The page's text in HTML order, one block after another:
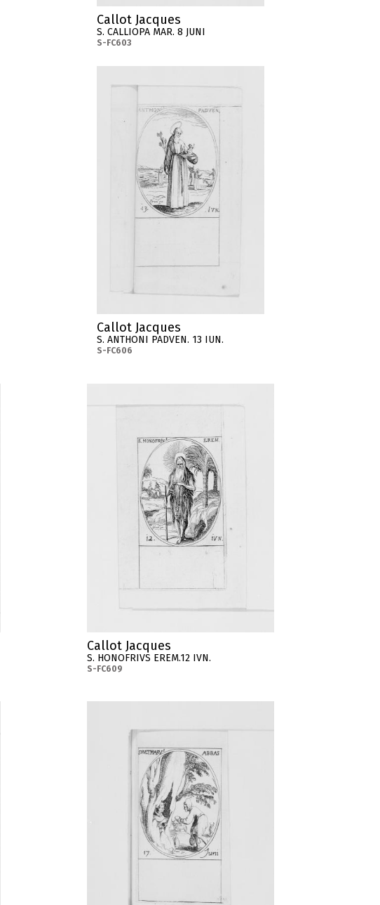
Callot Jacques
S. CALLIOPA MAR. 8 JUNI
S-FC603
Callot Jacques
S. ANTHONI PADVEN. 13 IUN.
S-FC606
Callot Jacques
S. HONOFRIVS EREM.12 IVN.
S-FC609